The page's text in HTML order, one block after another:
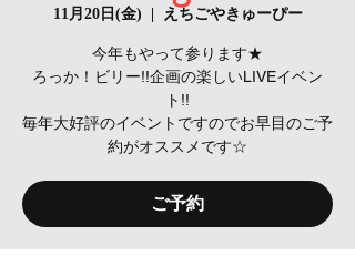
11月20日(金)
  |
えちごやきゅーぴー
今年もやって参ります★
ろっか！ビリー!!企画の楽しいLIVEイベン
ト!!
毎年大好評のイベントですのでお早目のご予
約がオススメです☆
ご予約